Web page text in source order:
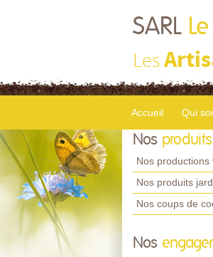
SARL
Les
Accueil Qui
Nos produits
Nos productions
Nos produits
Nos coups de
Nos